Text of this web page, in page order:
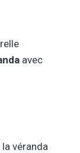
avec
véranda